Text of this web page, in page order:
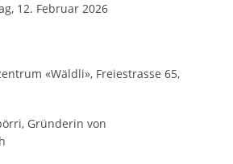
12. Februar 2026
«Wäldli», Freiestrasse 65,
Gründerin von